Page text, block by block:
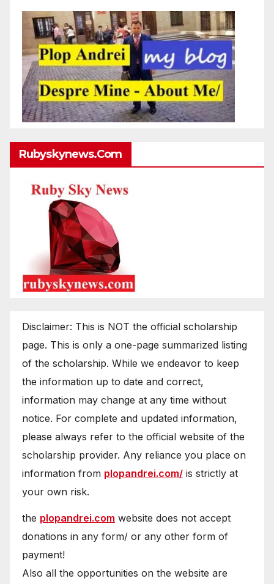
Rubyskynews.com
Disclaimer: This is NOT the official scholarship
page. This is only a one-page summarized listing
of the scholarship. While we endeavor to keep
the information up to date and correct,
information may change at any time without
notice. For complete and updated information,
please always refer to the official website of the
scholarship provider. Any reliance you place on
information from plopandrei.com/ is strictly at
your own risk.
the plopandrei.com website does not accept
donations in any form/ or any other form of
payment!
Also all the opportunities on the website are